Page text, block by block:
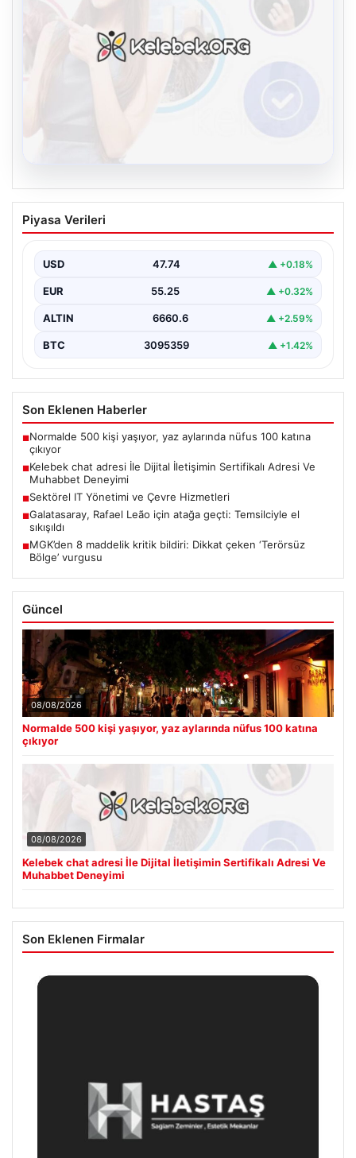
08.08.2026
Kelebek chat adresi İle Dijital İletişimin
Sertifikalı Adresi Ve Muhabbet
İnternet çağında bireylerin güvenli bir tarzda irtibat
Piyasa Verileri
USD 47.74 ▲ +0.18%
EUR 55.25 ▲ +0.32%
ALTIN 6660.6 ▲ +2.59%
BTC 3095359 ▲ +1.42%
Son Eklenen Haberler
■Normalde 500 kişi yaşıyor, yaz aylarında nüfus 100 katına
çıkıyor
■Kelebek chat adresi İle Dijital İletişimin Sertifikalı Adresi Ve
Muhabbet Deneyimi
■Sektörel IT Yönetimi ve Çevre Hizmetleri
■Galatasaray, Rafael Leão için atağa geçti: Temsilciyle el
sıkışıldı
■MGK’den 8 maddelik kritik bildiri: Dikkat çeken ‘Terörsüz
Bölge’ vurgusu
Güncel
08/08/2026
Normalde 500 kişi yaşıyor, yaz aylarında nüfus 100 katına
çıkıyor
08/08/2026
Kelebek chat adresi İle Dijital İletişimin Sertifikalı Adresi Ve
Muhabbet Deneyimi
Son Eklenen Firmalar